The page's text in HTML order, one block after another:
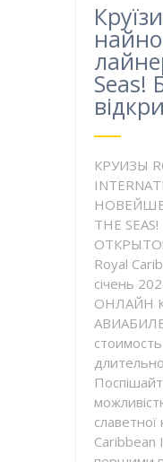
Seas!
КРУИЗЫ
THE
ОТКРЫТО!
Royal
січень
ОНЛАЙН
славетної
Caribbean